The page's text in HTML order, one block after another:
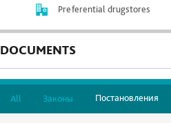
Preferential drugstores
DOCUMENTS
All Законы Постановления